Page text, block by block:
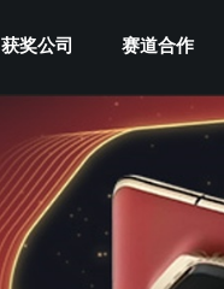
获奖公司 赛道合作